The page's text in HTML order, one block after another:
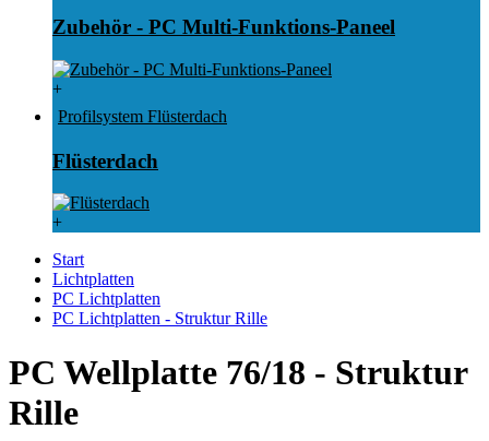
Zubehör - PC Multi-Funktions-Paneel
+
Profilsystem Flüsterdach
Flüsterdach
+
Start
Lichtplatten
PC Lichtplatten
PC Lichtplatten - Struktur Rille
PC Wellplatte 76/18 - Struktur
Rille